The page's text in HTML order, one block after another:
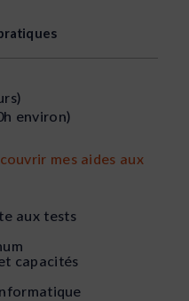
environ)
mes aides aux
aux tests
capacités